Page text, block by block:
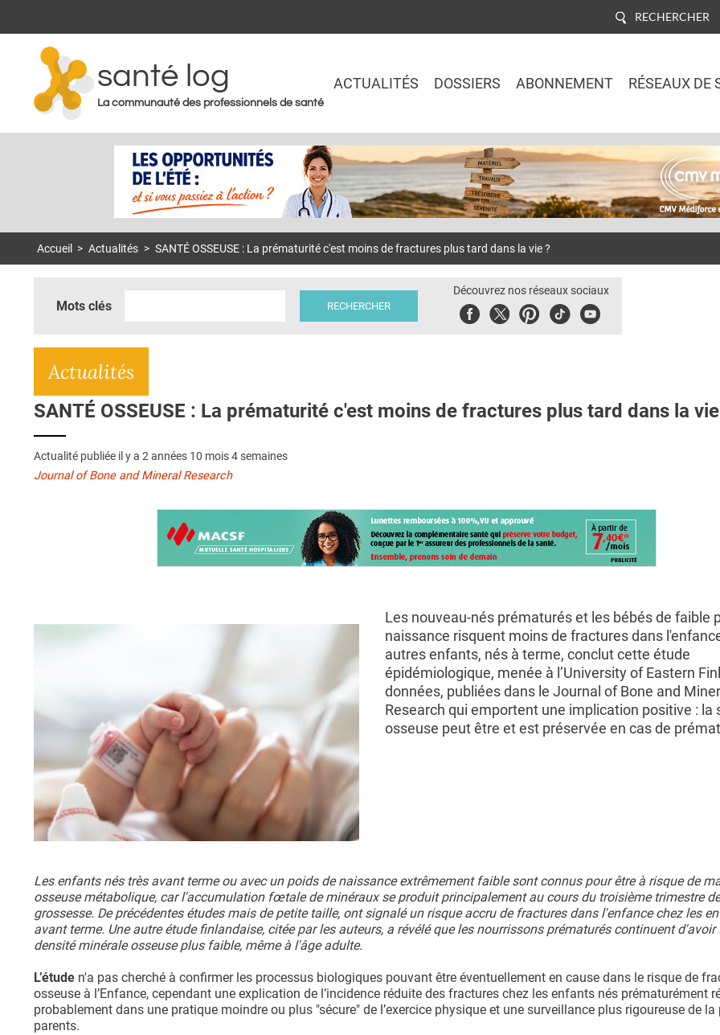
RECHERCHER
santé log
La communauté des professionnels de santé
ACTUALITÉS DOSSIERS ABONNEMENT RÉSEAUX DE
Accueil > Actualités > SANTÉ OSSEUSE : La prématurité c'est moins de fractures plus tard dans la vie ?
Mots clés
Découvrez nos réseaux sociaux
FacebookTwitterPinterest
TiktokYoubute
Actualités
SANTÉ OSSEUSE : La prématurité c'est moins de fractures plus tard dans la
Actualité publiée il y a 2 années 10 mois 4 semaines
Journal of Bone and Mineral Research
Les nouveau-nés prématurés et les bébés de faible
naissance risquent moins de fractures dans
autres enfants, nés à terme, conclut cette étude
épidémiologique, menée à l’University of Eastern
données, publiées dans le Journal of Bone and
Research qui emportent une implication positive : la
osseuse peut être et est préservée en cas de
Les enfants nés très avant terme ou avec un poids de naissance extrêmement faible sont connus pour être à risque de
osseuse métabolique, car l'accumulation fœtale de minéraux se produit principalement au cours du troisième trimestre de
grossesse. De précédentes études mais de petite taille, ont signalé un risque accru de fractures dans l'enfance chez les
avant terme. Une autre étude finlandaise, citée par les auteurs, a révélé que les nourrissons prématurés continuent d'avoir
densité minérale osseuse plus faible, même à l'âge adulte.
L’étude n'a pas cherché à confirmer les processus biologiques pouvant être éventuellement en cause dans le risque de
osseuse à l’Enfance, cependant une explication de l’incidence réduite des fractures chez les enfants nés prématurément
probablement dans une pratique moindre ou plus "sécure" de l’exercice physique et une surveillance plus rigoureuse de la
parents.